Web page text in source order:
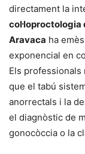
directament la
col·loproctologia
Aravaca ha
exponencial en
Els professionals
que el tabú
anorrectals i la
el diagnòstic de
gonocòccia o la